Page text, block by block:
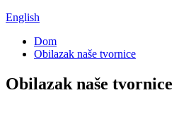
English
Dom
Obilazak naše tvornice
Obilazak naše tvornice